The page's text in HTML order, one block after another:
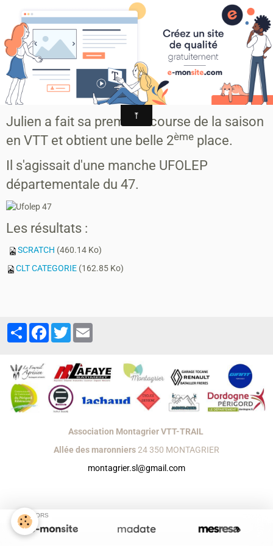
MONTAGRIER VTT-TRAIL
association montagrier sports loisirs
Premier podium
Bon début de saison pour Julien
Julien a fait sa première course de la saison
en VTT et obtient une belle 2ème place.
Il s'agissait d'une manche UFOLEP
départementale du 47.
Les résultats :
SCRATCH (460.14 Ko)
CLT CATEGORIE (162.85 Ko)
PartagerFacebook
Twitter
Association Montagrier VTT-TRAIL
Allée des maronniers24 350 MONTAGRIER
montagrier.sl@gmail.com
SPONSORS